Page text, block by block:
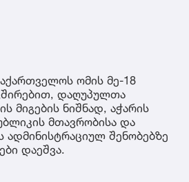
ომის მე-18
დაღუპულთა
მიგების ნიშნად, აჭარის
მთავრობისა და
ადმინისტრაციულ შენობებზე
დაეშვა.